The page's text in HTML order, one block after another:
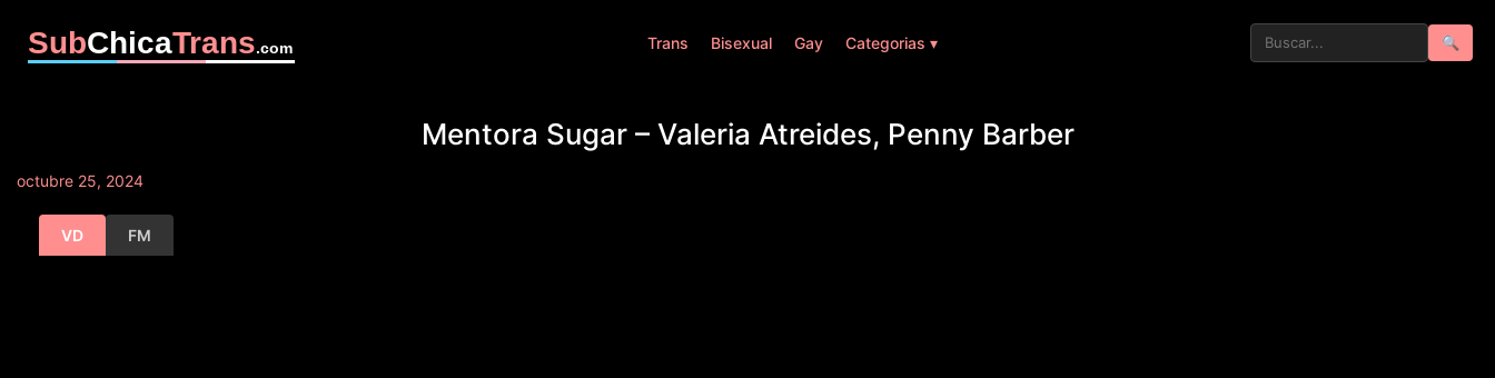
SubChicaTrans.com Trans Bisexual Gay Categorias ▾ 🔍
Mentora Sugar – Valeria Atreides, Penny Barber
octubre 25, 2024
VD FM